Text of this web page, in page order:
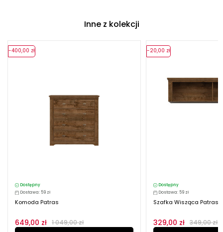
Inne z kolekcji
Dostępny
Dostawa: 59 zł
Komoda Patras
649,00 zł 1 049,00 zł
-400,00 zł
Dostępny
Dostawa: 59 zł
Szafka Wisząca Patras
329,00 zł 349,00 zł
-20,00 zł